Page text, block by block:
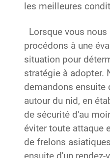
les meilleures
Lorsque vous
procédons à une
situation pour
stratégie à adopter.
demandons ensuite
autour du nid, en
de sécurité d'au
éviter toute attaque
de frelons